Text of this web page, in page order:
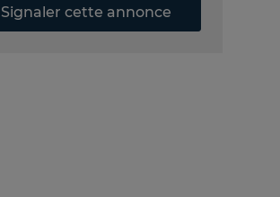
Signaler cette annonce